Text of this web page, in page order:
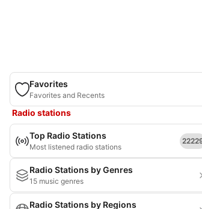
Favorites
Favorites and Recents
Radio stations
Top Radio Stations
Most listened radio stations
Radio Stations by Genres
15 music genres
Radio Stations by Regions